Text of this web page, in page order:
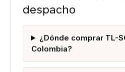
despacho
¿Dónde comprar TL-
Colombia?